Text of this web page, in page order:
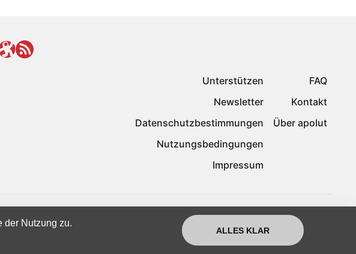
Unterstützen
Newsletter
Datenschutzbestimmungen
Nutzungsbedingungen
Impressum
FAQ
Kontakt
Über apolut
der Nutzung zu.
ALLES KLAR